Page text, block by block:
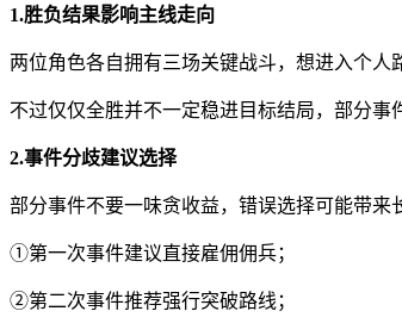
1.胜负结果影响主线走向
两位角色各自拥有三场关键战斗，想进入个人
不过仅仅全胜并不一定稳进目标结局，部分事
2.事件分歧建议选择
部分事件不要一味贪收益，错误选择可能带来
①第一次事件建议直接雇佣佣兵；
②第二次事件推荐强行突破路线；